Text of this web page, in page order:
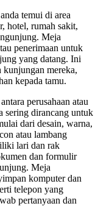
temui di area
hotel, rumah sakit,
Meja
penerimaan untuk
yang datang. Ini
kunjungan mereka,
kepada tamu.
perusahaan atau
sering dirancang untuk
dari desain, warna,
atau lambang
lari dan rak
dan formulir
Meja
komputer dan
telepon yang
pertanyaan dan